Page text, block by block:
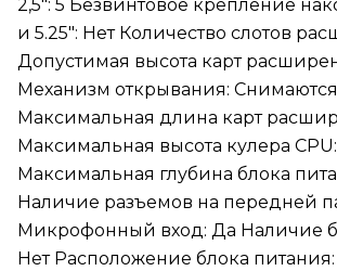
2,5": 5 Безвинтовое крепление
и 5.25": Нет Количество слотов
Допустимая высота карт
Механизм открывания:
Максимальная длина карт
Максимальная высота кулера
Максимальная глубина блока
Наличие разъемов на передней
Микрофонный вход: Да Наличие
Нет Расположение блока